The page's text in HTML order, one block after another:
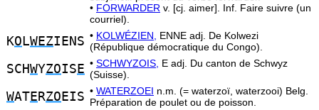
• FORWARDER v. [cj. aimer]. Inf. Faire suivre (un
courriel).
KO LWEZIENS • KOLWÉZIEN,
ENNE adj. De Kolwezi
(République démocratique du Congo).
SCHWYZOIS E • SCHWYZOIS, E adj. Du canton de Schwyz
(Suisse).
WATE RZO EIS • WATERZOEI n.m. (= waterzoï, waterzooi) Belg.
Préparation de poulet ou de poisson.